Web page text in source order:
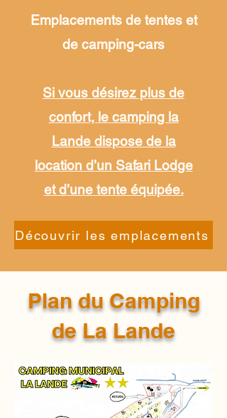
Emplacements de tentes et
de camping-cars
Si vous désirez plus de
confort, le camping la
Lande dispose de la
location d’un Safari Lodge
et d’une tente équipée.
Découvrir les emplacements
Plan du Camping
de La Lande